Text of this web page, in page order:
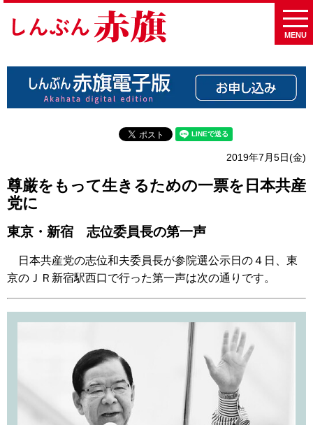
MENU
2019年7月5日(金)
尊厳をもって生きるための一票を日本共産
党に
東京・新宿 志位委員長の第一声
日本共産党の志位和夫委員長が参院選公示日の４日、東
京のＪＲ新宿駅西口で行った第一声は次の通りです。